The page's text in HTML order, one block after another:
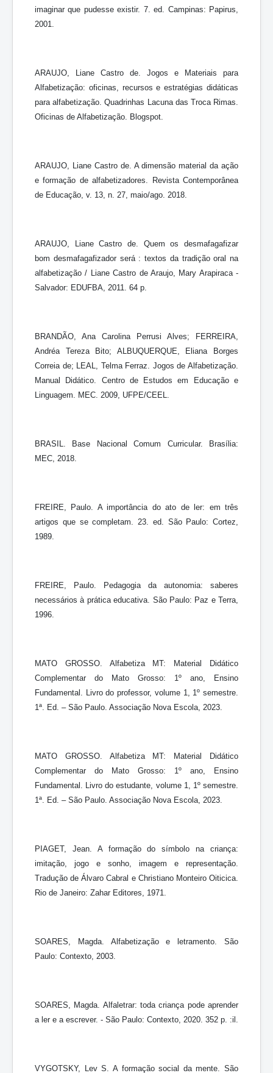
imaginar que pudesse existir. 7. ed. Campinas: Papirus,
2001.
ARAUJO, Liane Castro de. Jogos e Materiais para
Alfabetização: oficinas, recursos e estratégias didáticas
para alfabetização. Quadrinhas Lacuna das Troca Rimas.
Oficinas de Alfabetização. Blogspot.
ARAUJO, Liane Castro de. A dimensão material da ação
e formação de alfabetizadores. Revista Contemporânea
de Educação, v. 13, n. 27, maio/ago. 2018.
ARAUJO, Liane Castro de. Quem os desmafagafizar
bom desmafagafizador será : textos da tradição oral na
alfabetização / Liane Castro de Araujo, Mary Arapiraca -
Salvador: EDUFBA, 2011. 64 p.
BRANDÃO, Ana Carolina Perrusi Alves; FERREIRA,
Andréa Tereza Bito; ALBUQUERQUE, Eliana Borges
Correia de; LEAL, Telma Ferraz. Jogos de Alfabetização.
Manual Didático. Centro de Estudos em Educação e
Linguagem. MEC. 2009, UFPE/CEEL.
BRASIL. Base Nacional Comum Curricular. Brasília:
MEC, 2018.
FREIRE, Paulo. A importância do ato de ler: em três
artigos que se completam. 23. ed. São Paulo: Cortez,
1989.
FREIRE, Paulo. Pedagogia da autonomia: saberes
necessários à prática educativa. São Paulo: Paz e Terra,
1996.
MATO GROSSO. Alfabetiza MT: Material Didático
Complementar do Mato Grosso: 1º ano, Ensino
Fundamental. Livro do professor, volume 1, 1º semestre.
1ª. Ed. – São Paulo. Associação Nova Escola, 2023.
MATO GROSSO. Alfabetiza MT: Material Didático
Complementar do Mato Grosso: 1º ano, Ensino
Fundamental. Livro do estudante, volume 1, 1º semestre.
1ª. Ed. – São Paulo. Associação Nova Escola, 2023.
PIAGET, Jean. A formação do símbolo na criança:
imitação, jogo e sonho, imagem e representação.
Tradução de Álvaro Cabral e Christiano Monteiro Oiticica.
Rio de Janeiro: Zahar Editores, 1971.
SOARES, Magda. Alfabetização e letramento. São
Paulo: Contexto, 2003.
SOARES, Magda. Alfaletrar: toda criança pode aprender
a ler e a escrever. - São Paulo: Contexto, 2020. 352 p. :il.
VYGOTSKY, Lev S. A formação social da mente. São